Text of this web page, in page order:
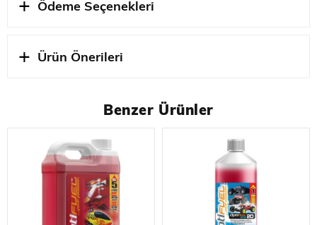
Hobbytime Yorumu
olması için OptiFUEL yakıtları kullanmanızı tavsiye
ediyoruz. Nitrometan oranı ne kadar yüksek olursa o
HPI Racing ile birlikte geliştirilen OptiFuel, Birleşik
Krallık'ta en katı koşullar altında hazırlanmıştır. %16 ile
%30 arasında değişen nitro içeriği yelpazesinde bulunan
OptiFuel, her Radyo Kontrollü otomobil ve kamyon
kullanıcısına uygun bir nitro yakıta sahiptir.
Ödeme Seçenekleri
Ürün Önerileri
Benzer Ürünler